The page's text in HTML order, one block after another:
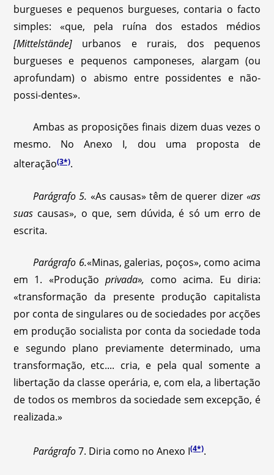
burgueses e pequenos burgueses, contaria o facto
simples: «que, pela ruína dos estados médios
[Mittelstände] urbanos e rurais, dos pequenos
burgueses e pequenos camponeses, alargam (ou
aprofundam) o abismo entre possidentes e não-
possi-dentes».
Ambas as proposições finais dizem duas vezes o
mesmo. No Anexo I, dou uma proposta de
alteração(3*).
Parágrafo 5. «As causas» têm de querer dizer «as
suas causas», o que, sem dúvida, é só um erro de
escrita.
Parágrafo 6.«Minas, galerias, poços», como acima
em 1. «Produção privada», como acima. Eu diria:
«transformação da presente produção capitalista
por conta de singulares ou de sociedades por acções
em produção socialista por conta da sociedade toda
e segundo plano previamente determinado, uma
transformação, etc.... cria, e pela qual somente a
libertação da classe operária, e, com ela, a libertação
de todos os membros da sociedade sem excepção, é
realizada.»
Parágrafo7. Diria como no Anexo I(4*).